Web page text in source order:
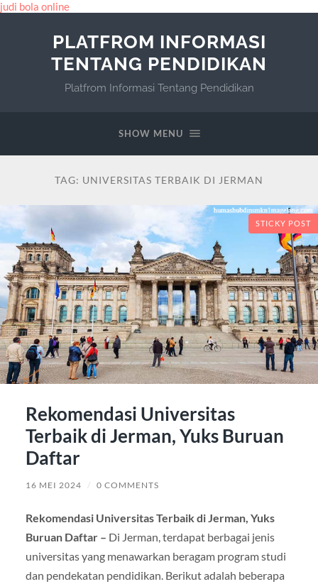
judi bola online
PLATFROM INFORMASI
TENTANG PENDIDIKAN
Platfrom Informasi Tentang Pendidikan
SHOW MENU
TAG: UNIVERSITAS TERBAIK DI JERMAN
STICKY POST
Rekomendasi Universitas
Terbaik di Jerman, Yuks Buruan
Daftar
16 MEI 2024 / 0 COMMENTS
Rekomendasi Universitas Terbaik di Jerman, Yuks
Buruan Daftar – Di Jerman, terdapat berbagai jenis
universitas yang menawarkan beragam program studi
dan pendekatan pendidikan. Berikut adalah beberapa